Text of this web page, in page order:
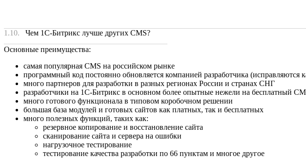
1.10.
Чем 1С-Битрикс лучше других CMS?
Основные преимущества:
самая популярная CMS на российском рынке
программный код постоянно обновляется компанией разработчика
много партнеров для разработки в разных регионах России и странах СНГ
разработчики на 1С-Битрикс в основном более опытные нежели на бесплатный
много готового функционала в типовом коробочном решении
большая база модулей и готовых сайтов как платных, так и бесплатных
много полезных функций, таких как:
резервное копирование и восстановление сайта
сканирование сайта и сервера на ошибки
нагрузочное тестирование
тестирование качества разработки по 66 пунктам и многое другое